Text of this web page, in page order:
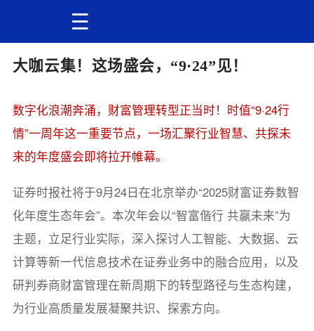
大咖云集！这场盛会，“9·24”见！
数字化浪潮奔涌，财富管理转型正当时！时值“9·24行
情”一周年这一重要节点，一场汇聚行业智慧、共探未
来的年度盛会即将拉开帷幕。
证券时报社将于9月24日在北京举办“2025财富证券数智
化年度生态年会”。本次年会以“智富偕行 共赢未来”为
主题，立足行业实际，深入探讨人工智能、大数据、云
计算等新一代信息技术在证券业务中的融合应用，以及
研判券商财富管理在新周期下的转型路径与生态构建，
为行业高质量发展凝聚共识、探索方向。